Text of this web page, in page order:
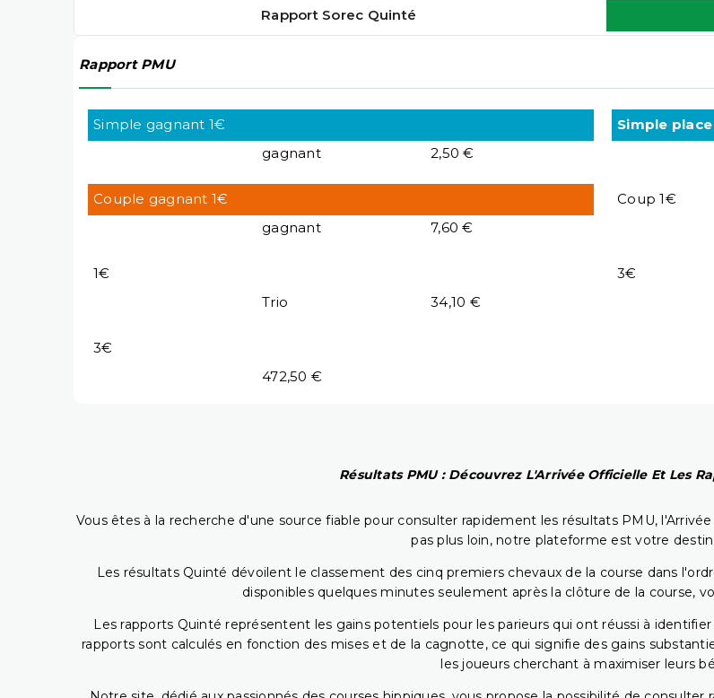
Rapport Sorec Quinté
Rapport PMU
Simple gagnant 1€
gagnant
2,50 €
Simple
Couple gagnant 1€
gagnant
7,60 €
Coup 1€
1€
Trio
34,10 €
3€
3€
472,50 €
Résultats PMU : Découvrez L'Arrivée Officielle Et Les
Vous êtes à la recherche d'une source fiable pour consulter rapidement les résultats PMU,
pas plus loin, notre plateforme est votre
Les résultats Quinté dévoilent le classement des cinq premiers chevaux de la course dans
disponibles quelques minutes seulement après la clôture de la course,
Les rapports Quinté représentent les gains potentiels pour les parieurs qui ont réussi à
rapports sont calculés en fonction des mises et de la cagnotte, ce qui signifie des gains
les joueurs cherchant à maximiser leurs